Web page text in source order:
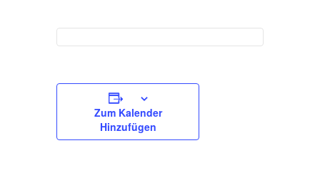
Zum Kalender
Hinzufügen